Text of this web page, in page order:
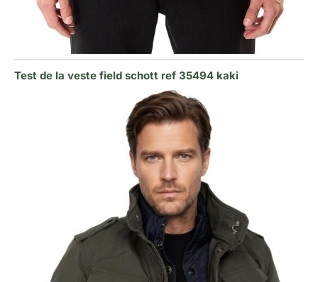
Test de la veste field schott ref 35494 kaki